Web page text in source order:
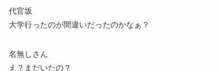
代官坂
大学行ったのが間違いだったのかなぁ？
名無しさん
え？まだいたの？